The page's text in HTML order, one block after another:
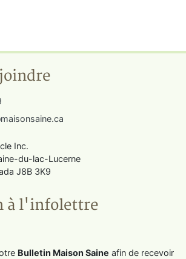
Inc.
du-lac-Lucerne
J8B 3K9
à l'infolettre
Bulletin Maison Saine afin de recevoir